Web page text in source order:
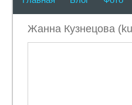
Жанна Кузнецова